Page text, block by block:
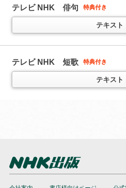
人気講師 大西泰斗先生の講座 （
NHKラジオ英会話 サブノート
1日1文！ 集中トレーニング
「ラジオ英会話」とセット学習がおス
ラジオ ラジオビジネス英語
今日から使えるビジネス英語を学ぶ
テレビ 中国語！ナビ （通年講座）
ラジオ まいにちハングル講座
テキスト
テキスト
テキスト
テレビ NHK 俳句 特典付き
テキスト
テレビ NHK 短歌 特典付き
テキスト